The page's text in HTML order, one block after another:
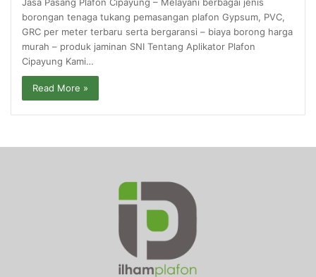
Jasa Pasang Plafon Cipayung – Melayani berbagai jenis
borongan tenaga tukang pemasangan plafon Gypsum, PVC,
GRC per meter terbaru serta bergaransi – biaya borong harga
murah – produk jaminan SNI Tentang Aplikator Plafon
Cipayung Kami…
Read More »